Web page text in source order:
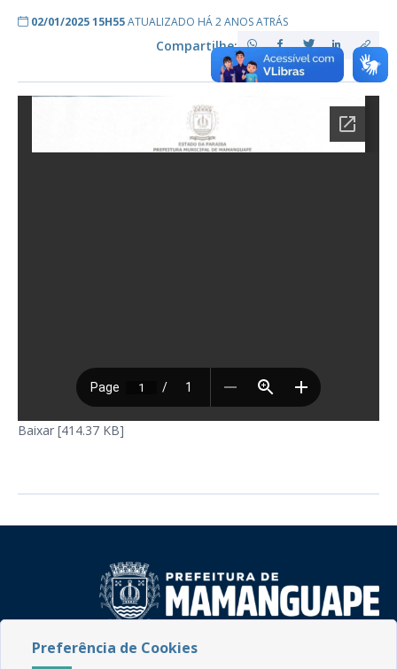
02/01/2025 15H55ATUALIZADO HÁ 2 ANOS ATRÁS
Compartilhe:
Baixar [414.37 KB]
Rua do Imperador, 78, Centro
Preferência de Cookies